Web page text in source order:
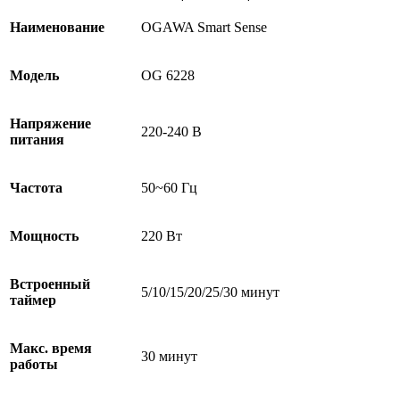
Наименование OGAWA Smart Sense
Модель OG 6228
Напряжение
питания
220-240 В
Частота 50~60 Гц
Мощность 220 Вт
Встроенный
таймер
5/10/15/20/25/30 минут
Макс. время
работы
30 минут